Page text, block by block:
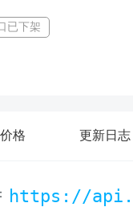
已下架
价格 更新日志
https://